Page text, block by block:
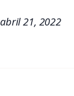
abril 21, 2022